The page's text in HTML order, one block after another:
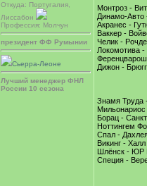
Откуда: Португалия,
Лиссабон
Профессия: Молчун
президент ФФ Румынии
Сьерра-Леоне
Лучший менеджер ФНЛ
России 10 сезона
Монтроз -
Динамо-Авто
Акранес -
Ваккер -
Челик -
Локомотива
Дижон -
Знамя Труда
Борац -
Ноттингем
Спал -
Викинг - Халл
Шлёнск - ЮР
Специя -